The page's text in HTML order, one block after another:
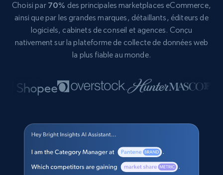
Choisi par 70% des principales marketplaces eCommerce,
ainsi que par les grandes marques, détaillants, éditeurs de
logiciels, cabinets de conseil et agences. Conçu
nativement sur la plateforme de collecte de données web
la plus fiable au monde.